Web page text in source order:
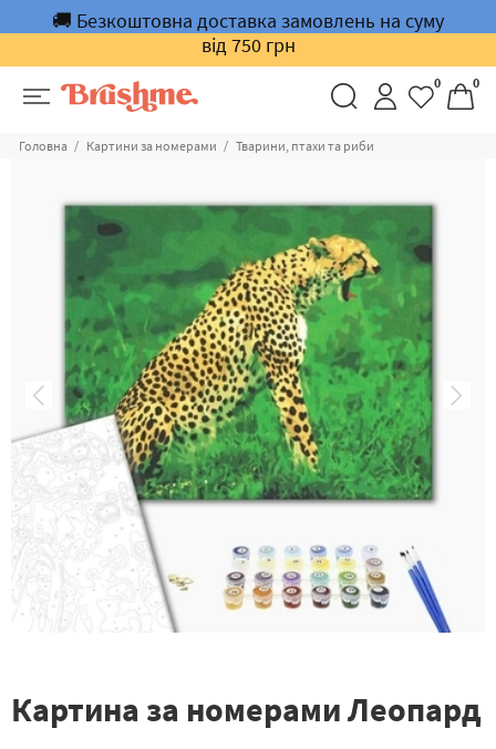
🚚 Безкоштовна доставка замовлень на суму
від 750 грн
0 0
Головна Картини за номерами Тварини, птахи та риби
Картина за номерами Леопард